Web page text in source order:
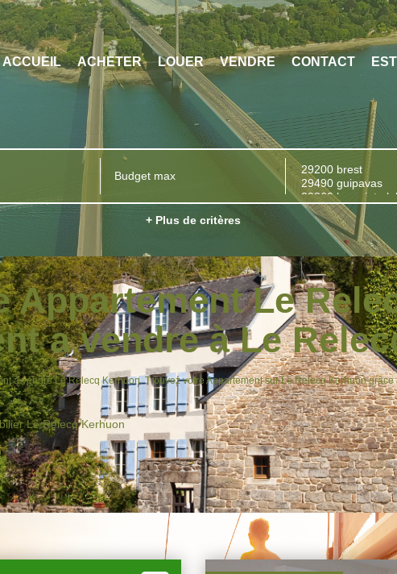
ACCUEIL ACHETER LOUER VENDRE CONTACT
+ Plus de critères
Appartement Le
a vendre à Le
à vendre Le Relecq Kerhuon. Trouvez votre Appartement sur Le Relecq Kerhuon
Le Relecq Kerhuon